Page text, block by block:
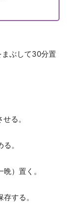
ぶして30分置
る。
。
）置く。
する。